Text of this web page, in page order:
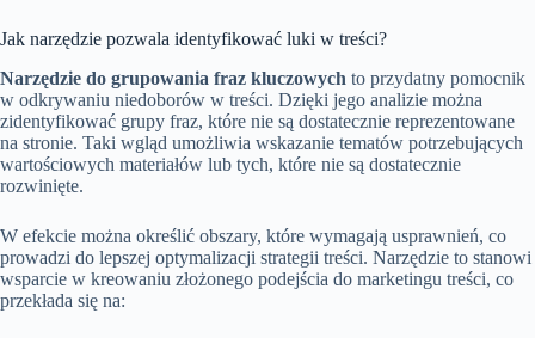
Jak narzędzie pozwala identyfikować luki w treści?
Narzędzie do grupowania fraz kluczowych to przydatny pomocnik
w odkrywaniu niedoborów w treści. Dzięki jego analizie można
zidentyfikować grupy fraz, które nie są dostatecznie reprezentowane
na stronie. Taki wgląd umożliwia wskazanie tematów potrzebujących
wartościowych materiałów lub tych, które nie są dostatecznie
rozwinięte.
W efekcie można określić obszary, które wymagają usprawnień, co
prowadzi do lepszej optymalizacji strategii treści. Narzędzie to stanowi
wsparcie w kreowaniu złożonego podejścia do marketingu treści, co
przekłada się na: